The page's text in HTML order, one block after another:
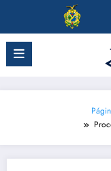
Pular
para